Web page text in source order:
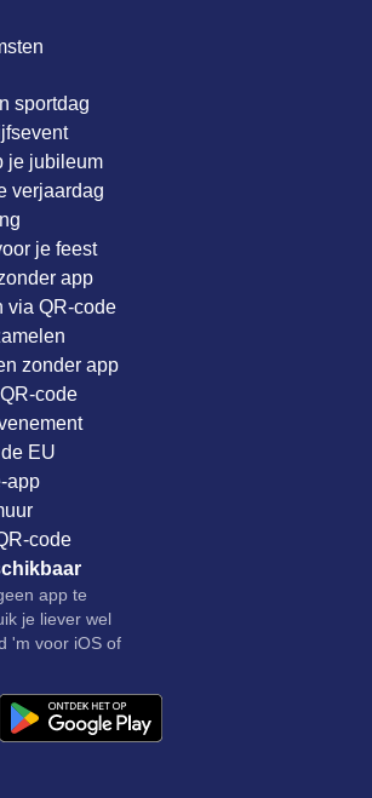
sportdag
je jubileum
verjaardag
je feest
app
via QR-code
zonder app
code
EU
app
code
app te
je liever wel
'm voor iOS of